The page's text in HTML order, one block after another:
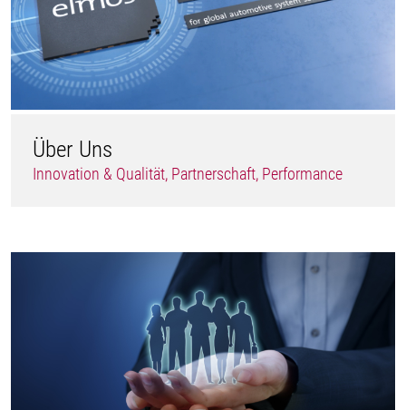
Über Uns
Innovation & Qualität, Partnerschaft, Performance